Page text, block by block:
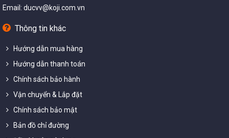
Email: ducvv@koji.com.vn
Thông tin khác
Hướng dẫn mua hàng
Hướng dẫn thanh toán
Chính sách bảo hành
Vận chuyển & Lắp đặt
Chính sách bảo mật
Bản đồ chỉ đường